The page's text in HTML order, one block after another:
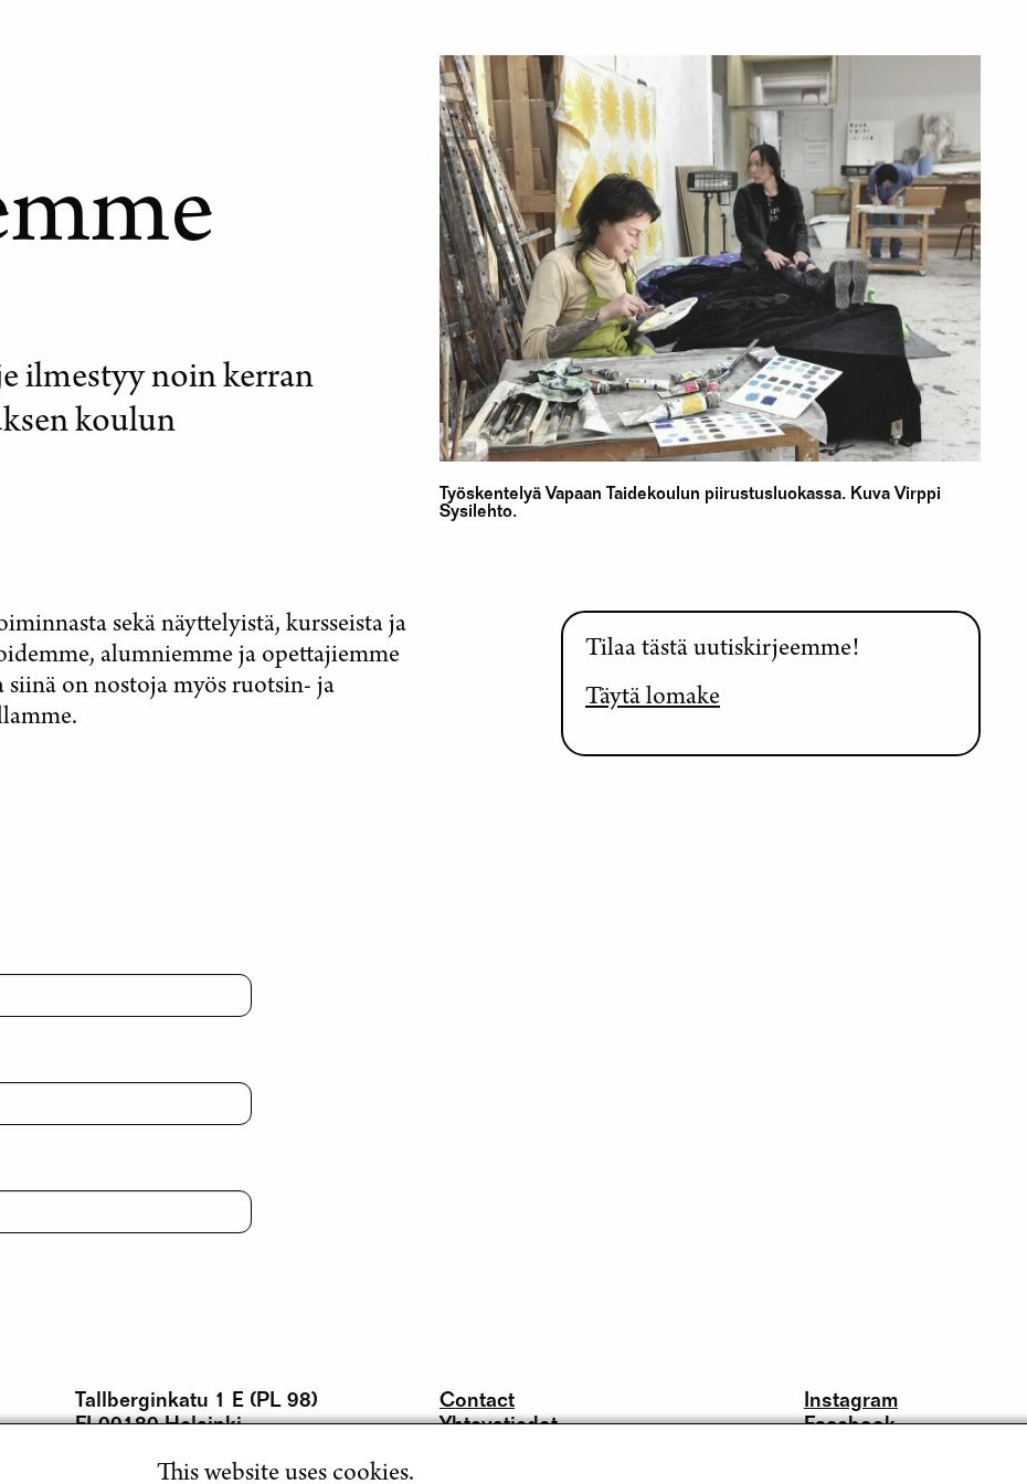
ilmestyy noin kerran
koulun
Työskentelyä Vapaan Taidekoulun piirustusluokassa. Kuva Virppi
Sysilehto.
sekä näyttelyistä, kursseista ja
alumniemme ja opettajiemme
on nostoja myös ruotsin- ja
Tilaa tästä uutiskirjeemme!
Täytä lomake
Tallberginkatu 1 E (PL 98)
FI-00180 Helsinki
info@vapaataidekoulu.fi
Contact
Yhteystiedot
Instagram
Facebook
This website uses cookies.